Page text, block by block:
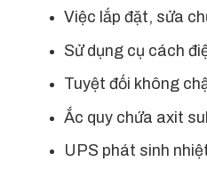
Việc lắp đặt, sửa
Sử dụng cụ cách
Tuyệt đối không
Ắc quy chứa axit
UPS phát sinh